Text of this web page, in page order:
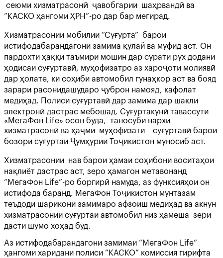
сеюми хизматрасонӣ ҷавобгарии шаҳрвандӣ ва
“КАСКО ҳангоми ҲРН”-ро дар бар мегирад.
Хизматрасонии мобилии “Суғурта” барои
истифодабарандагони замима қулай ва муфид аст. Он
пардохти ҳаққи таъмири мошин дар сурати рух додани
ҳодисаи суғуртавӣ, муҳофизатро аз хароҷоти молиявӣ
дар ҳолате, ки соҳиби автомобил гунаҳкор аст ва бояд
зарари расонидашударо ҷуброн намояд, кафолат
медиҳад. Полиси суғуртавӣ дар замима дар шакли
электронӣ дастрас мебошад. Суғуртакунӣ тавассути
«МегаФон Life» осон буда, таносуби нархи
хизматрасонӣ ва ҳаҷми муҳофизати суғуртавӣ барои
бозори суғуртаи Ҷумҳурии Тоҷикистон муносиб аст.
Хизматрасонии нав барои ҳамаи соҳибони воситаҳои
нақлиёт дастрас аст, зеро ҳамагон метавонанд
“MeгаФон Life”-ро боргирӣ намуда, аз функсияҳои он
истифода баранд. МегаФон Тоҷикистон мунтазам
теъдоди шарикони замимаро афзоиш медиҳад ва акнун
хизматрасонии суғуртаи автомобил низ ҳамеша зери
дасти шумо хоҳад буд.
Аз истифодабарандагони замимаи “MeгаФон Life”
ҳангоми харидани полиси “КАСКО” комиссия гирифта